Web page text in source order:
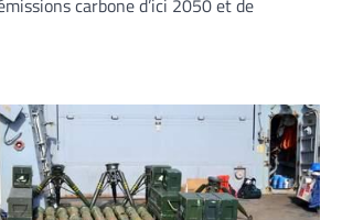
carbone d’ici 2050 et de